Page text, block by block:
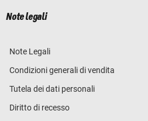
Note legali
Note Legali
Condizioni generali di vendita
Tutela dei dati personali
Diritto di recesso